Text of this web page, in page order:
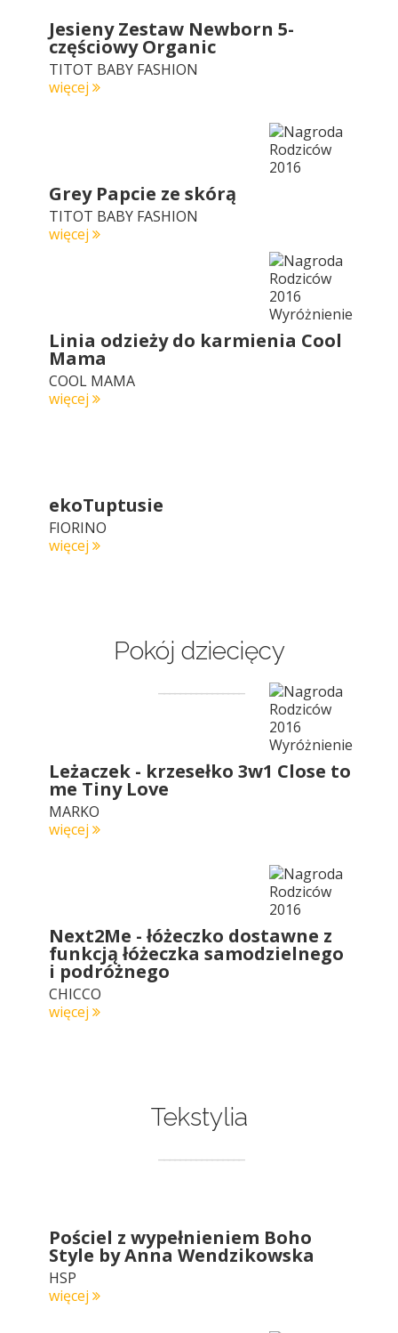
Jesieny Zestaw Newborn 5-
częściowy Organic
TITOT BABY FASHION
więcej
Grey Papcie ze skórą
TITOT BABY FASHION
więcej
Linia odzieży do karmienia Cool
Mama
COOL MAMA
więcej
ekoTuptusie
FIORINO
więcej
Pokój dziecięcy
Leżaczek - krzesełko 3w1 Close to
me Tiny Love
MARKO
więcej
Next2Me - łóżeczko dostawne z
funkcją łóżeczka samodzielnego
i podróżnego
CHICCO
więcej
Tekstylia
Pościel z wypełnieniem Boho
Style by Anna Wendzikowska
HSP
więcej